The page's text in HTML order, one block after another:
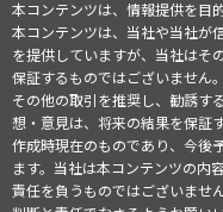
本コンテンツは、情報提供を目
本コンテンツは、当社や当社が
を提供していますが、当社はそ
保証するものではございません
その他の取引を推奨し、勧誘す
想・意見は、将来の結果を保証
作成時現在のものであり、今後
ます。当社は本コンテンツの内
責任を負うものではございませ